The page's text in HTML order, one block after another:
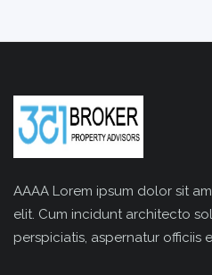
AAAA Lorem ipsum dolor sit
elit. Cum incidunt architecto
perspiciatis, aspernatur officiis